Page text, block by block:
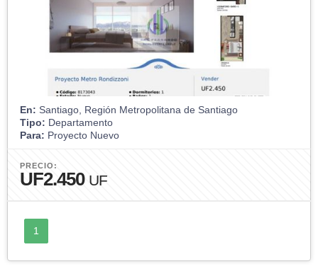
En: Santiago, Región Metropolitana de Santiago
Tipo: Departamento
Para: Proyecto Nuevo
PRECIO:
UF2.450 UF
1